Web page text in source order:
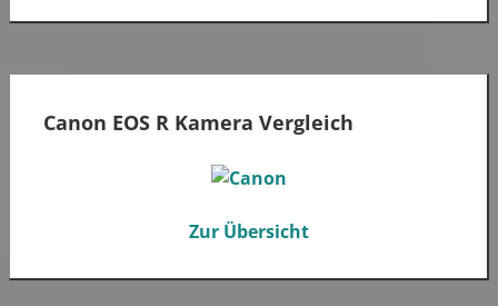
Canon EOS R Kamera Vergleich
Zur Übersicht